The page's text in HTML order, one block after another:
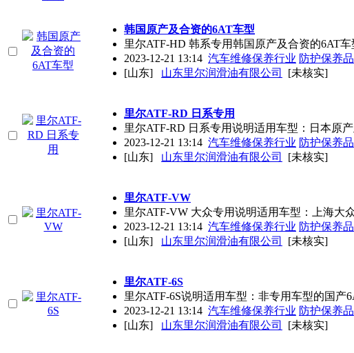
韩国原产及合资的6AT车型
里尔ATF-HD 韩系专用韩国原产及合资的6AT车
2023-12-21 13:14 汽车维修保养行业 防护保养品
[山东]
山东里尔润滑油有限公司 [未核实]
里尔ATF-RD 日系专用
里尔ATF-RD 日系专用说明适用车型：日本原
2023-12-21 13:14 汽车维修保养行业 防护保养品
[山东]
山东里尔润滑油有限公司 [未核实]
里尔ATF-VW
里尔ATF-VW 大众专用说明适用车型：上海大
2023-12-21 13:14 汽车维修保养行业 防护保养品
[山东]
山东里尔润滑油有限公司 [未核实]
里尔ATF-6S
里尔ATF-6S说明适用车型：非专用车型的国产
2023-12-21 13:14 汽车维修保养行业 防护保养品
[山东]
山东里尔润滑油有限公司 [未核实]